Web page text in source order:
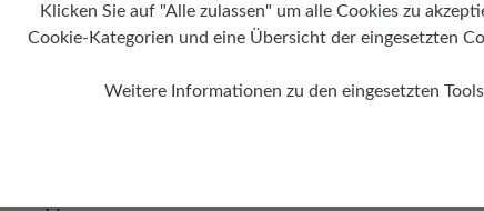
Klicken Sie auf "Alle zulassen" um alle Cookies zu
Cookie-Kategorien und eine Übersicht der eingesetzten
Weitere Informationen zu den eingesetzten